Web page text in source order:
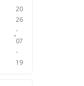
20
26
-
07
-
19